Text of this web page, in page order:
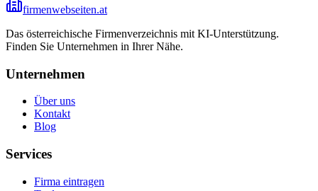
firmenwebseiten.at
Das österreichische Firmenverzeichnis mit KI-Unterstützung.
Finden Sie Unternehmen in Ihrer Nähe.
Unternehmen
Über uns
Kontakt
Blog
Services
Firma eintragen